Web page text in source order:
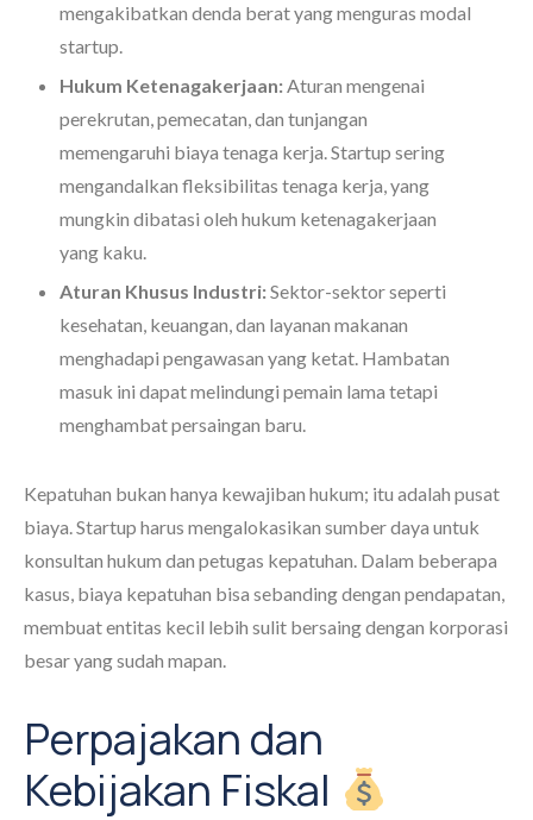
mengakibatkan denda berat yang menguras modal
startup.
Hukum Ketenagakerjaan:Aturan mengenai
perekrutan, pemecatan, dan tunjangan
memengaruhi biaya tenaga kerja. Startup sering
mengandalkan fleksibilitas tenaga kerja, yang
mungkin dibatasi oleh hukum ketenagakerjaan
yang kaku.
Aturan Khusus Industri:Sektor-sektor seperti
kesehatan, keuangan, dan layanan makanan
menghadapi pengawasan yang ketat. Hambatan
masuk ini dapat melindungi pemain lama tetapi
menghambat persaingan baru.
Kepatuhan bukan hanya kewajiban hukum; itu adalah pusat
biaya. Startup harus mengalokasikan sumber daya untuk
konsultan hukum dan petugas kepatuhan. Dalam beberapa
kasus, biaya kepatuhan bisa sebanding dengan pendapatan,
membuat entitas kecil lebih sulit bersaing dengan korporasi
besar yang sudah mapan.
Perpajakan dan
Kebijakan Fiskal